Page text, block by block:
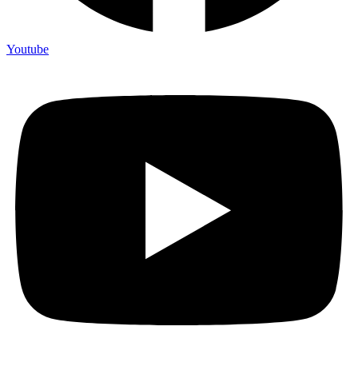
Youtube